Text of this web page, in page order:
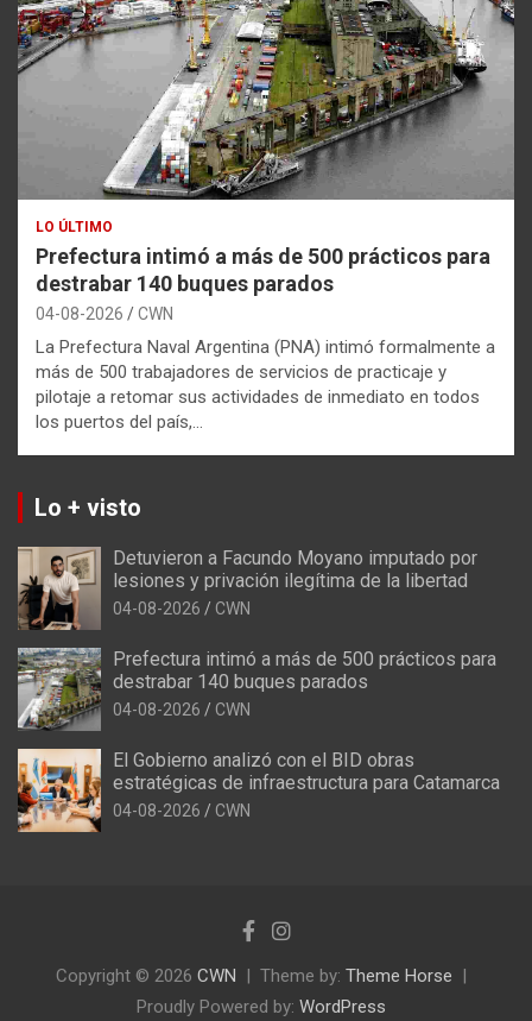
LO ÚLTIMO
Prefectura intimó a más de 500 prácticos para
destrabar 140 buques parados
04-08-2026 CWN
La Prefectura Naval Argentina (PNA) intimó formalmente a
más de 500 trabajadores de servicios de practicaje y
pilotaje a retomar sus actividades de inmediato en todos
los puertos del país,…
Lo + visto
Detuvieron a Facundo Moyano imputado por
lesiones y privación ilegítima de la libertad
04-08-2026 CWN
Prefectura intimó a más de 500 prácticos para
destrabar 140 buques parados
04-08-2026 CWN
El Gobierno analizó con el BID obras
estratégicas de infraestructura para Catamarca
04-08-2026 CWN
Copyright © 2026 CWN Theme by: Theme Horse
Proudly Powered by: WordPress